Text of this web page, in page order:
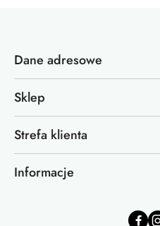
Dane adresowe
Sklep
Strefa klienta
Informacje